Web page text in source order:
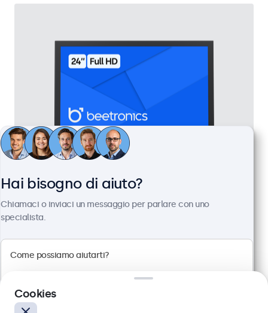
Monitor 24 Pollici Metallo
Articolo:24HD7M
100+ pezzi disponibili
Connessioni: HDMI, VGA, BNC, RCA
Montaggio: scrivania, parete, incasso
Dimensioni esterne: 560 x 337 x 41 mm
Hai bisogno di aiuto?
Chiamaci o inviaci un messaggio per parlare con uno
specialista.
Cookies